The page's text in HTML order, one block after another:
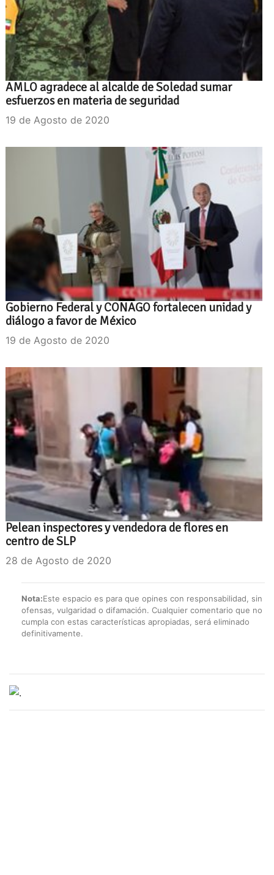
AMLO agradece al alcalde de Soledad sumar
esfuerzos en materia de seguridad
19 de Agosto de 2020
Gobierno Federal y CONAGO fortalecen unidad y
diálogo a favor de México
19 de Agosto de 2020
Pelean inspectores y vendedora de flores en
centro de SLP
28 de Agosto de 2020
Nota:Este espacio es para que opines con responsabilidad, sin
ofensas, vulgaridad o difamación. Cualquier comentario que no
cumpla con estas características apropiadas, será eliminado
definitivamente.